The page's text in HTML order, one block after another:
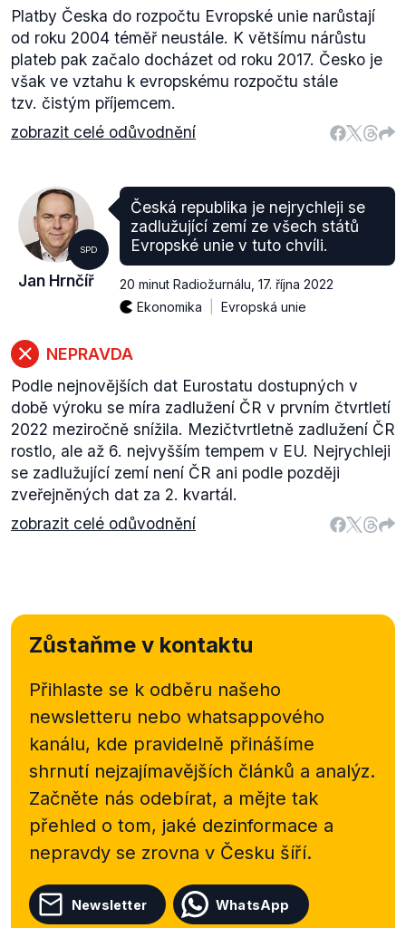
Platby Česka do rozpočtu Evropské unie narůstají
od roku 2004 téměř neustále. K většímu nárůstu
plateb pak začalo docházet od roku 2017. Česko je
však ve vztahu k evropskému rozpočtu stále
tzv. čistým příjemcem.
zobrazit celé odůvodnění
SPD
Jan Hrnčíř
Česká republika je nejrychleji se
zadlužující zemí ze všech států
Evropské unie v tuto chvíli.
20 minut Radiožurnálu 17. října 2022
Ekonomika
Evropská unie
NEPRAVDA
Podle nejnovějších dat Eurostatu dostupných v
době výroku se míra zadlužení ČR v prvním čtvrtletí
2022 meziročně snížila. Mezičtvrtletně zadlužení ČR
rostlo, ale až 6. nejvyšším tempem v EU. Nejrychleji
se zadlužující zemí není ČR ani podle později
zveřejněných dat za 2. kvartál.
zobrazit celé odůvodnění
Zůstaňme v kontaktu
Přihlaste se k odběru našeho
newsletteru nebo whatsappového
kanálu, kde pravidelně přinášíme
shrnutí nejzajímavějších článků a analýz.
Začněte nás odebírat, a mějte tak
přehled o tom, jaké dezinformace a
nepravdy se zrovna v Česku šíří.
Newsletter WhatsApp